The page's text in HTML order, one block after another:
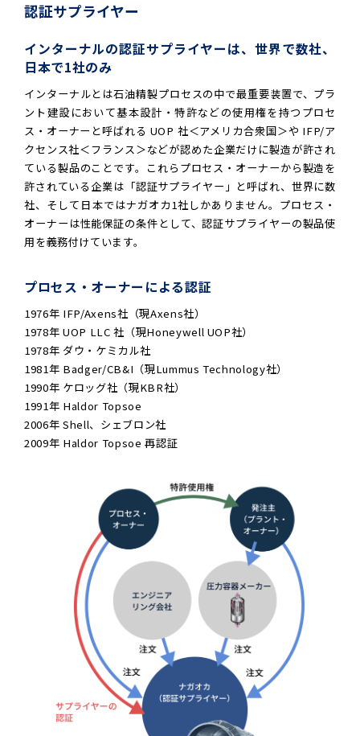
認証サプライヤー
インターナルの認証サプライヤーは、世界で数社、
日本で1社のみ
インターナルとは石油精製プロセスの中で最重要装置で、プラ
ント建設において基本設計・特許などの使用権を持つプロセ
ス・オーナーと呼ばれる UOP 社＜アメリカ合衆国＞や IFP/ア
クセンス社＜フランス＞などが認めた企業だけに製造が許され
ている製品のことです。これらプロセス・オーナーから製造を
許されている企業は「認証サプライヤー」と呼ばれ、世界に数
社、そして日本ではナガオカ1社しかありません。プロセス・
オーナーは性能保証の条件として、認証サプライヤーの製品使
用を義務付けています。
プロセス・オーナーによる認証
1976年 IFP/Axens社（現Axens社）
1978年 UOP LLC 社（現Honeywell UOP社）
1978年 ダウ・ケミカル社
1981年 Badger/CB&I（現Lummus Technology社）
1990年 ケロッグ社（現KBR社）
1991年 Haldor Topsoe
2006年 Shell、シェブロン社
2009年 Haldor Topsoe 再認証